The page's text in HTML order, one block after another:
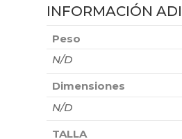
INFORMACIÓN
Peso
N/D
Dimensiones
N/D
TALLA